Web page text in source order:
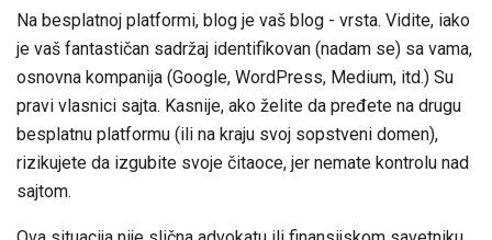
Na besplatnoj platformi, blog je vaš blog - vrsta. Vidite, iako
je vaš fantastičan sadržaj identifikovan (nadam se) sa vama,
osnovna kompanija (Google, WordPress, Medium, itd.) Su
pravi vlasnici sajta. Kasnije, ako želite da pređete na drugu
besplatnu platformu (ili na kraju svoj sopstveni domen),
rizikujete da izgubite svoje čitaoce, jer nemate kontrolu nad
sajtom.